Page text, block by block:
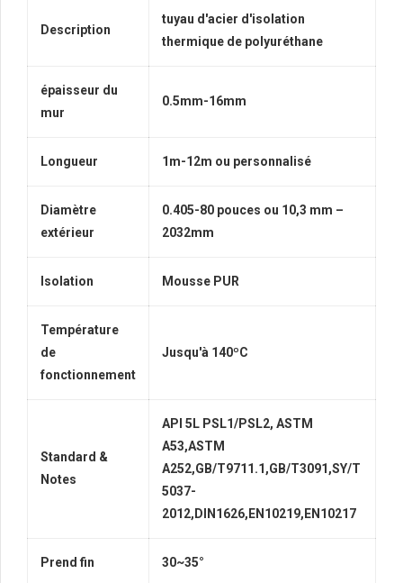
Description
tuyau d'acier d'isolation
thermique de polyuréthane
épaisseur du
mur
0.5mm-16mm
Longueur 1m-12m ou personnalisé
Diamètre
extérieur
0.405-80 pouces ou 10,3 mm –
2032mm
Isolation Mousse PUR
Température
de
fonctionnement
Jusqu'à 140ºC
Standard &
Notes
API 5L PSL1/PSL2, ASTM
A53,ASTM
A252,GB/T9711.1,GB/T3091,SY/T
5037-
2012,DIN1626,EN10219,EN10217
Prend fin 30~35°